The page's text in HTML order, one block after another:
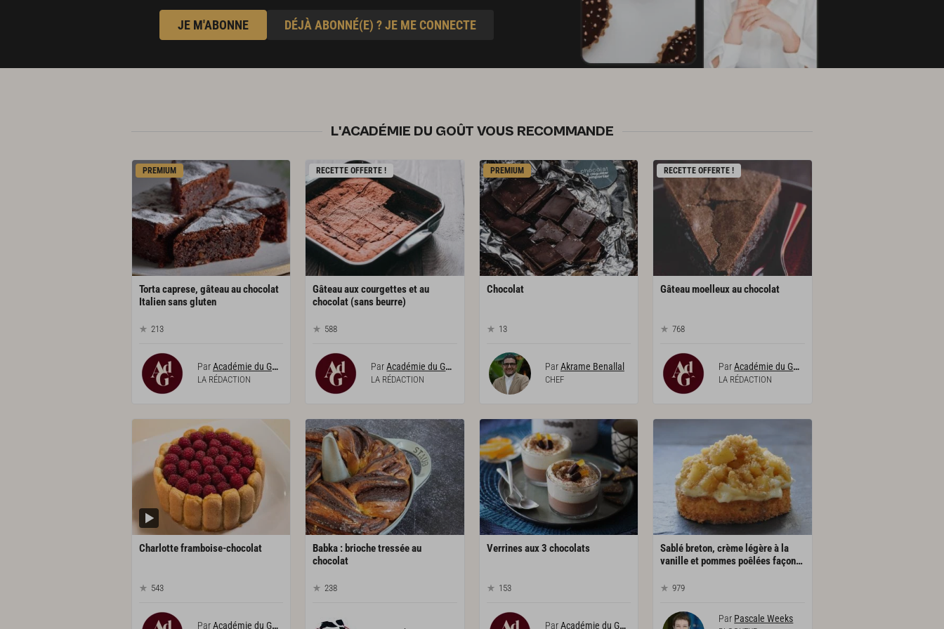
105 g de crème liquide
140 g chocolat à 75 %
25 g d’eau
JE M'ABONNE DÉJÀ ABONNÉ(E) ? JE ME CONNECTE
L'ACADÉMIE DU GOÛT VOUS RECOMMANDE
PREMIUM
Torta caprese, gâteau au chocolat
Italien sans gluten
213
ParAcadémie du Goût
LA RÉDACTION
RECETTE OFFERTE !
Gâteau aux courgettes et au
chocolat (sans beurre)
588
ParAcadémie du Goût
LA RÉDACTION
PREMIUM
Chocolat
13
ParAkrame Benallal
CHEF
RECETTE OFFERTE !
Gâteaumoelleuxauchocolat
768
ParAcadémie du Goût
LA RÉDACTION
Charlotteframboise-chocolat
543
ParAcadémie du Goût
Babka : brioche tressée au
chocolat
238
Verrinesaux3 chocolats
153
ParAcadémie du Goût
Sablé breton, crème légère à la
vanille et pommes poêlées façon tartelette
979
Par Pascale Weeks